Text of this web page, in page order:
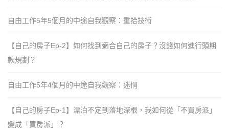
自由工作5年5個月的中途自我觀察：重拾技術
【自己的房子Ep-2】如何找到適合自己的房子？沒錢如何進行頭期
款規劃？
自由工作5年4個月的中途自我觀察：迷惘
【自己的房子Ep-1】漂泊不定到落地深根，我如何從「不買房派」
變成「買房派」？